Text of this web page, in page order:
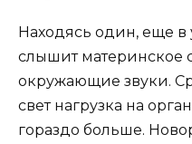
Находясь один, еще в
слышит материнское
окружающие звуки.
свет нагрузка на
гораздо больше.